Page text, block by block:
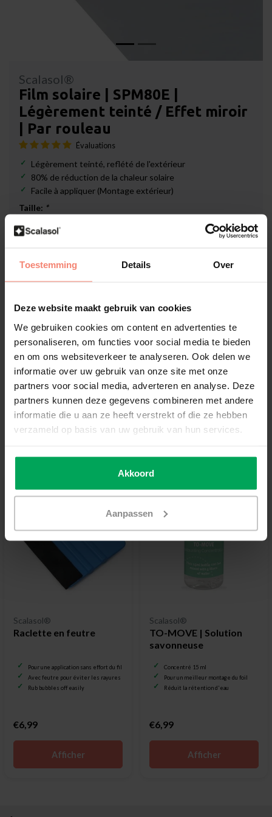
Toestemming Details Over
Deze website maakt gebruik van cookies
We gebruiken cookies om content en advertenties te
personaliseren, om functies voor social media te bieden
en om ons websiteverkeer te analyseren. Ook delen we
informatie over uw gebruik van onze site met onze
partners voor social media, adverteren en analyse. Deze
partners kunnen deze gegevens combineren met andere
informatie die u aan ze heeft verstrekt of die ze hebben
verzameld op basis van uw gebruik van hun services.
Akkoord
Aanpassen
Scalasol®
Film solaire | SPM80E |
Légèrement teinté / Effet miroir
| Par rouleau
Évaluations
Légèrement teinté, reflété de l'extérieur
80% de réduction de la chaleur solaire
Facile à appliquer (Montage extérieur)
Taille: *
Disponible
Film de vitrage de qualité professionnelle
Délai de rétractation de 14 jours
Délai de livraison de 3-5 jours ouvrables
Informations additionnelles?Neem contact met ons
op
Outils recommandés
Scalasol®
Raclette en feutre
Pour une application sans effort du film pour vitrage
Avec feutre pour éviter les rayures
Rub bubbles off easily
€6,99
Afficher
Scalasol®
TO-MOVE | Solution
savonneuse
Concentré 15 ml
Pour un meilleur montage du foil
Réduit la rétention d'eau
€6,99
Afficher